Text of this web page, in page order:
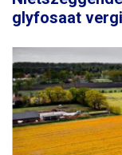
glyfosaat